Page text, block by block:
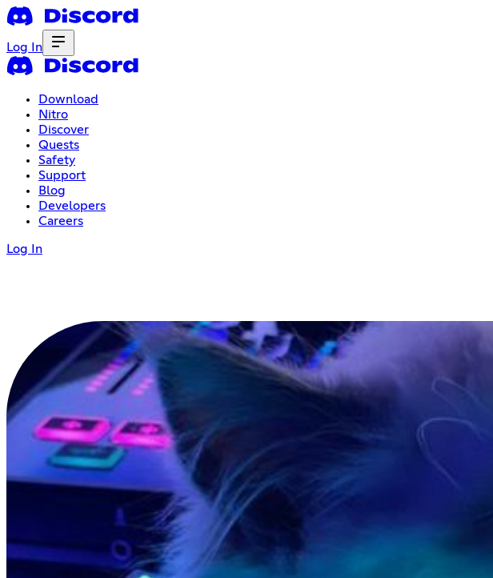
Log In
Download
Nitro
Discover
Quests
Safety
Support
Blog
Developers
Careers
Log In